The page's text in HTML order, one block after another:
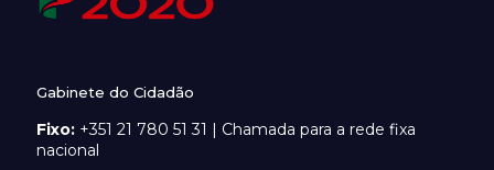
Gabinete do Cidadão
Fixo: +351 21 780 51 31 | Chamada para a rede fixa
nacional